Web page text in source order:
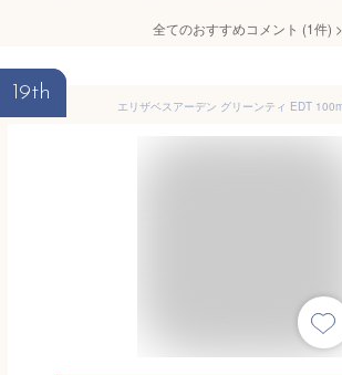
全てのおすすめコメント (1件) >
19th
エリザベスアーデン グリーンティ EDT